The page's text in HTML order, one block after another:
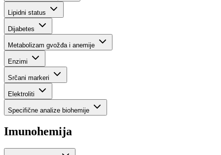
Lipidni status
Dijabetes
Metabolizam gvožđa i anemije
Enzimi
Srčani markeri
Elektroliti
Specifične analize biohemije
Imunohemija